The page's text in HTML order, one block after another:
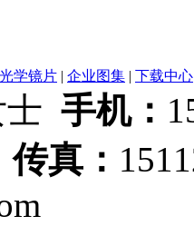
光学镜片 | 企业图集 | 下载中心
手机：
传真：